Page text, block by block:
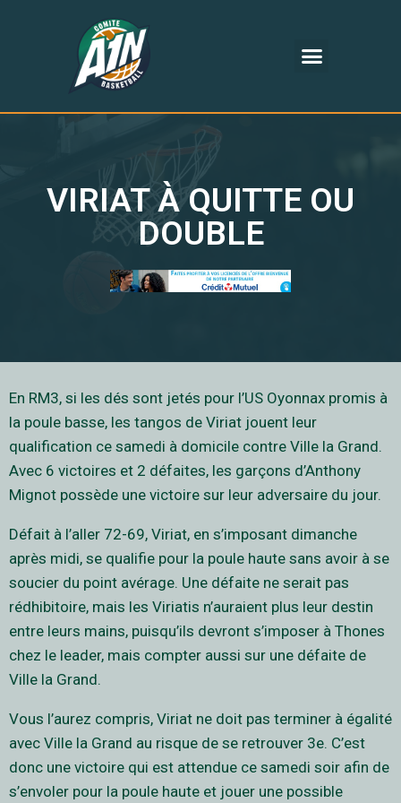
VIRIAT À QUITTE OU
DOUBLE
En RM3, si les dés sont jetés pour l’US Oyonnax promis à
la poule basse, les tangos de Viriat jouent leur
qualification ce samedi à domicile contre Ville la Grand.
Avec 6 victoires et 2 défaites, les garçons d’Anthony
Mignot possède une victoire sur leur adversaire du jour.
Défait à l’aller 72-69, Viriat, en s’imposant dimanche
après midi, se qualifie pour la poule haute sans avoir à se
soucier du point avérage. Une défaite ne serait pas
rédhibitoire, mais les Viriatis n’auraient plus leur destin
entre leurs mains, puisqu’ils devront s’imposer à Thones
chez le leader, mais compter aussi sur une défaite de
Ville la Grand.
Vous l’aurez compris, Viriat ne doit pas terminer à égalité
avec Ville la Grand au risque de se retrouver 3e. C’est
donc une victoire qui est attendue ce samedi soir afin de
s’envoler pour la poule haute et jouer une possible